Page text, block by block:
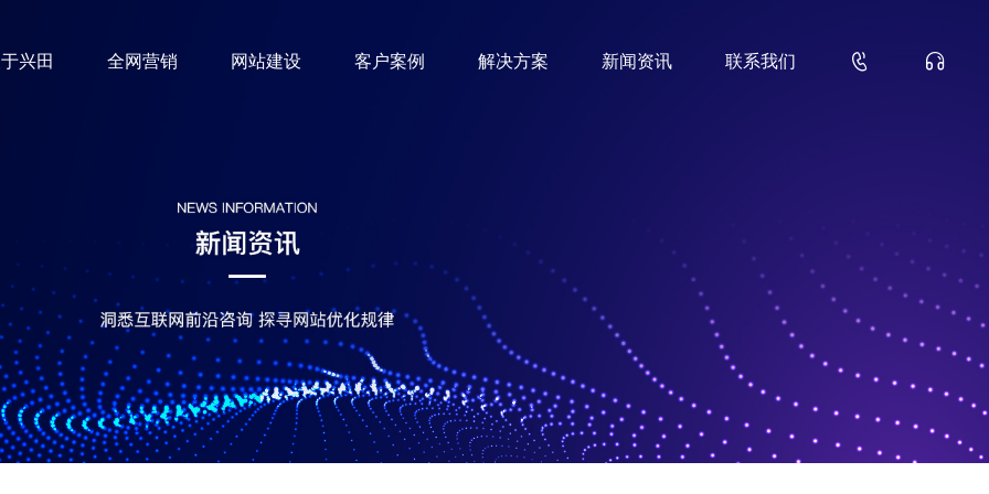
兴田 全网营销 网站建设 客户案例 解决方案 新闻资讯 联系我们  